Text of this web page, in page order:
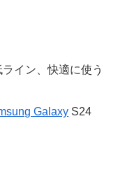
ライン、快適に使う
Galaxy S24